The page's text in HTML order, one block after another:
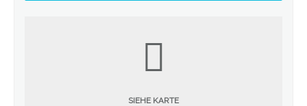
SIEHE KARTE